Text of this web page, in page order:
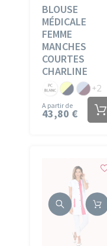
BLOUSE
MÉDICALE
FEMME
MANCHES
COURTES
CHARLINE
A partir de
43,80 €
PC
Blanc
PC
Anis/Marine
PC
Ciel/Iris
+2